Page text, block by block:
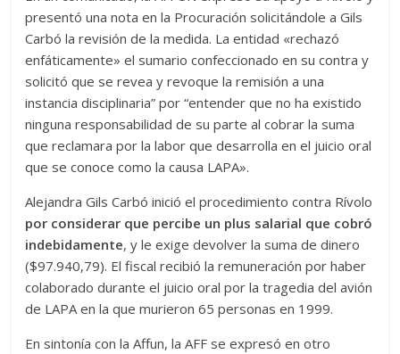
presentó una nota en la Procuración solicitándole a Gils
Carbó la revisión de la medida. La entidad «rechazó
enfáticamente» el sumario confeccionado en su contra y
solicitó que se revea y revoque la remisión a una
instancia disciplinaria” por “entender que no ha existido
ninguna responsabilidad de su parte al cobrar la suma
que reclamara por la labor que desarrolla en el juicio oral
que se conoce como la causa LAPA».
Alejandra Gils Carbó inició el procedimiento contra Rívolo
por considerar que percibe un plus salarial que cobró
indebidamente, y le exige devolver la suma de dinero
($97.940,79). El fiscal recibió la remuneración por haber
colaborado durante el juicio oral por la tragedia del avión
de LAPA en la que murieron 65 personas en 1999.
En sintonía con la Affun, la AFF se expresó en otro